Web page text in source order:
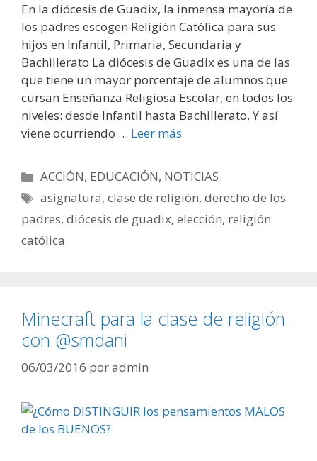
En la diócesis de Guadix, la inmensa mayoría de
los padres escogen Religión Católica para sus
hijos en Infantil, Primaria, Secundaria y
Bachillerato La diócesis de Guadix es una de las
que tiene un mayor porcentaje de alumnos que
cursan Enseñanza Religiosa Escolar, en todos los
niveles: desde Infantil hasta Bachillerato. Y así
viene ocurriendo … Leer más
Categorías
ACCIÓN, EDUCACIÓN, NOTICIAS
Etiquetas
asignatura,clase de religión,derecho de los
padres, diócesis de guadix, elección, religión
católica
Minecraft para la clase de religión
con @smdani
06/03/2016 poradmin